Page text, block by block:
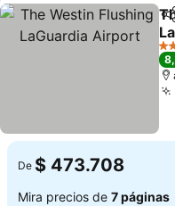
4
De $ 473.708
Mira precios de 7 páginas